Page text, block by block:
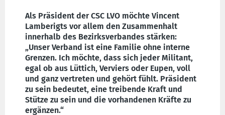
Als Präsident der CSC LVO möchte Vincent
Lamberigts vor allem den Zusammenhalt
innerhalb des Bezirksverbandes stärken:
„Unser Verband ist eine Familie ohne interne
Grenzen. Ich möchte, dass sich jeder Militant,
egal ob aus Lüttich, Verviers oder Eupen, voll
und ganz vertreten und gehört fühlt. Präsident
zu sein bedeutet, eine treibende Kraft und
Stütze zu sein und die vorhandenen Kräfte zu
ergänzen.“